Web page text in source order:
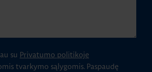
su Privatumo politikoje
tvarkymo sąlygomis. Paspaudę